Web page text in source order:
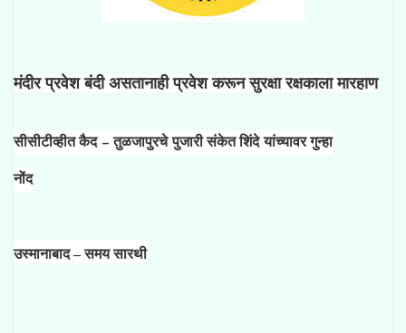
मंदीरप्रवेश बंदी असतानाही प्रवेश करून सुरक्षा रक्षकाला मारहाण
सीसीटीव्हीत कैद –तुळजापुरचे पुजारी संकेत शिंदे यांच्यावर गुन्हा
नोंद
उस्मानाबाद – समय सारथी